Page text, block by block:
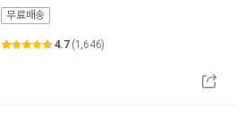
무료배송
4.7 (1,646)